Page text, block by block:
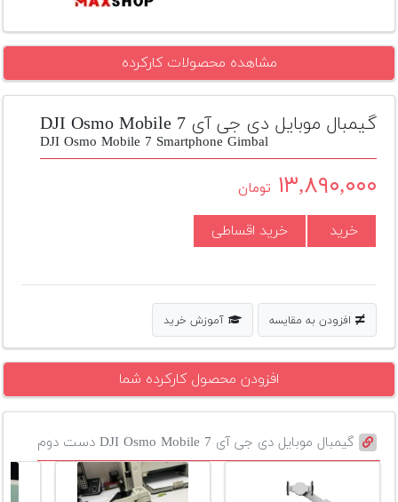
مکث
محصول
دوم
قیمت
دوربین
مشاهده محصولات کارکرده
گیمبال موبایل دی جی آی DJI Osmo Mobile 7
DJI Osmo Mobile 7 Smartphone Gimbal
۱۳,۸۹۰,۰۰۰ تومان
خرید خرید اقساطی
افزودن به مقایسه آموزش خرید
افزودن محصول کارکرده شما
گیمبال موبایل دی جی آی DJI Osmo Mobile 7 دست دوم